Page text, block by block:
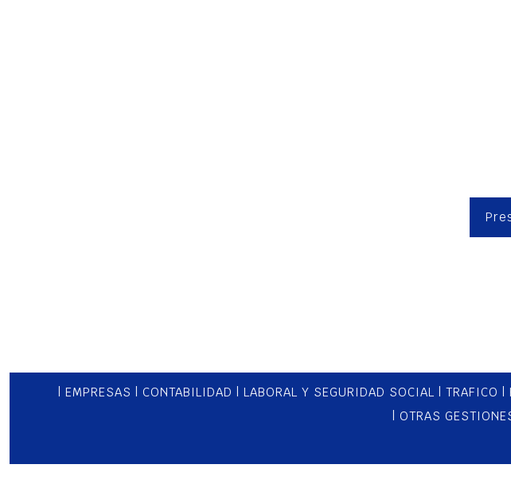
EMPRESAS CONTABILIDAD LABORAL Y SEGURIDAD SOCIAL TRAFICO
OTRAS